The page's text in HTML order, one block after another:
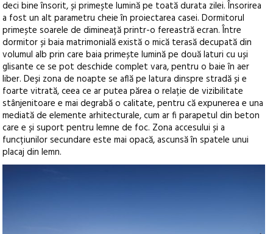
deci bine însorit, și primește lumină pe toată durata zilei. Însorirea
a fost un alt parametru cheie în proiectarea casei. Dormitorul
primește soarele de dimineață printr-o fereastră ecran. Între
dormitor și baia matrimonială există o mică terasă decupată din
volumul alb prin care baia primește lumină pe două laturi cu uși
glisante ce se pot deschide complet vara, pentru o baie în aer
liber. Deși zona de noapte se află pe latura dinspre stradă și e
foarte vitrată, ceea ce ar putea părea o relație de vizibilitate
stânjenitoare e mai degrabă o calitate, pentru că expunerea e una
mediată de elemente arhitecturale, cum ar fi parapetul din beton
care e și suport pentru lemne de foc. Zona accesului și a
funcțiunilor secundare este mai opacă, ascunsă în spatele unui
placaj din lemn.